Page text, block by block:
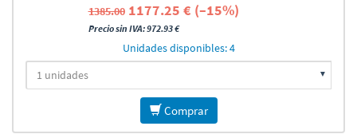
1385.00 1177.25 € (–15%)
Precio sin IVA: 972.93 €
Unidades disponibles: 4
Comprar